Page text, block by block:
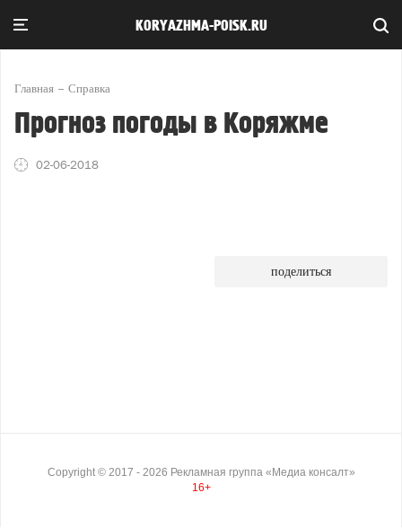
KORYAZHMA-POISK.RU
Главная Справка
Прогноз погоды в Коряжме
02-06-2018
поделиться
Copyright © 2017 - 2026 Рекламная группа «Медиа консалт»
16+